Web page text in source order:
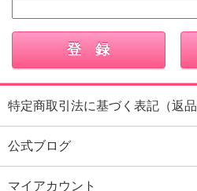
特定商取引法に基づく表記（返品
公式ブログ
マイアカウント